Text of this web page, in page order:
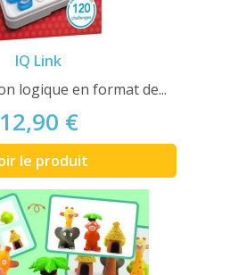
IQ Link
logique en format de...
12,90 €
le produit